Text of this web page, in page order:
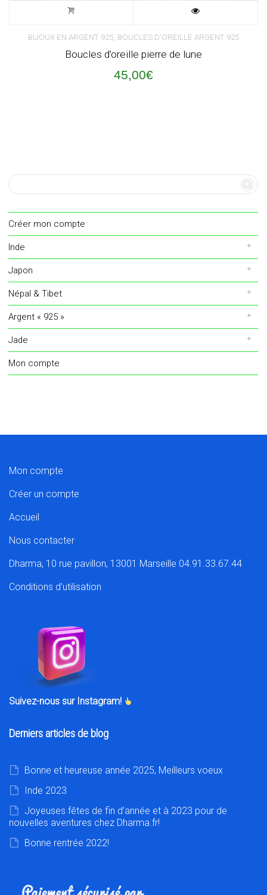
BIJOUX EN ARGENT 925, BOUCLES D'OREILLE ARGENT 925
Boucles d’oreille pierre de lune
45,00€
Créer mon compte
Inde
Japon
Népal & Tibet
Argent « 925 »
Jade
Mon compte
Mon compte
Créer un compte
Accueil
Nous contacter
Dharma, 10 rue pavillon, 13001 Marseille 04.91.33.67.44
Conditions d’utilisation
Suivez-nous sur Instagram!
Derniers articles de blog
Bonne et heureuse année 2025, Meilleurs voeux
Inde 2023
Joyeuses fêtes de fin d’année et à 2023 pour de
nouvelles aventures chez Dharma.fr!
Bonne rentrée 2022!